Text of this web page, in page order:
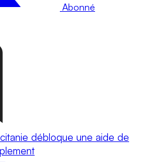
Abonné
débloque une aide de